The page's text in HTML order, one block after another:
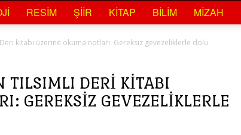
RESIM ŞIIR KITAP BILIM MIZAH
Deri kitabı üzerine okuma notları: Gereksiz gevezeliklerle dolu
TILSIMLI DERI KITABI
GEREKSIZ GEVEZELIKLERLE